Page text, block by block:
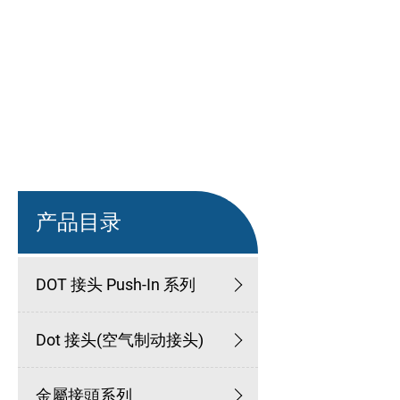
产品目录
DOT 接头 Push-In 系列
Dot 接头(空气制动接头)
金屬接頭系列